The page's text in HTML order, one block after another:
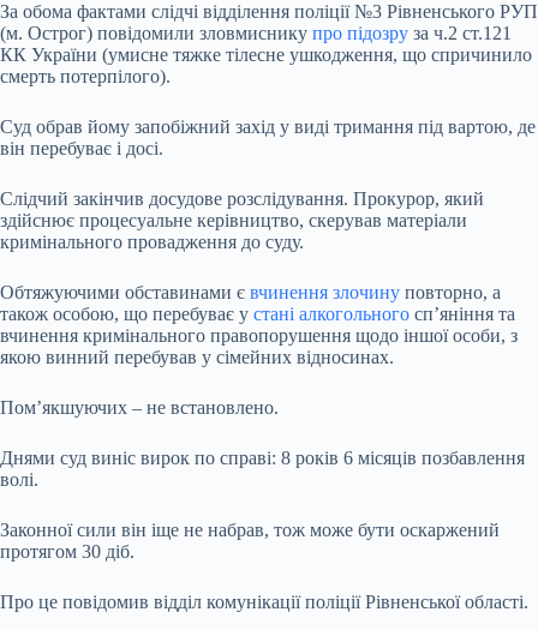
За обома фактами слідчі відділення поліції №3 Рівненського РУП
(м. Острог) повідомили зловмиснику про підозру за ч.2 ст.121
КК України (умисне тяжке тілесне ушкодження, що спричинило
смерть потерпілого).
Суд обрав йому запобіжний захід у виді тримання під вартою, де
він перебуває і досі.
Слідчий закінчив досудове розслідування. Прокурор, який
здійснює процесуальне керівництво, скерував матеріали
кримінального провадження до суду.
Обтяжуючими обставинами є вчинення злочину повторно, а
також особою, що перебуває у стані алкогольного сп’яніння та
вчинення кримінального правопорушення щодо іншої особи, з
якою винний перебував у сімейних відносинах.
Пом’якшуючих – не встановлено.
Днями суд виніс вирок по справі: 8 років 6 місяців позбавлення
волі.
Законної сили він іще не набрав, тож може бути оскаржений
протягом 30 діб.
Про це повідомив відділ комунікації поліції Рівненської області.